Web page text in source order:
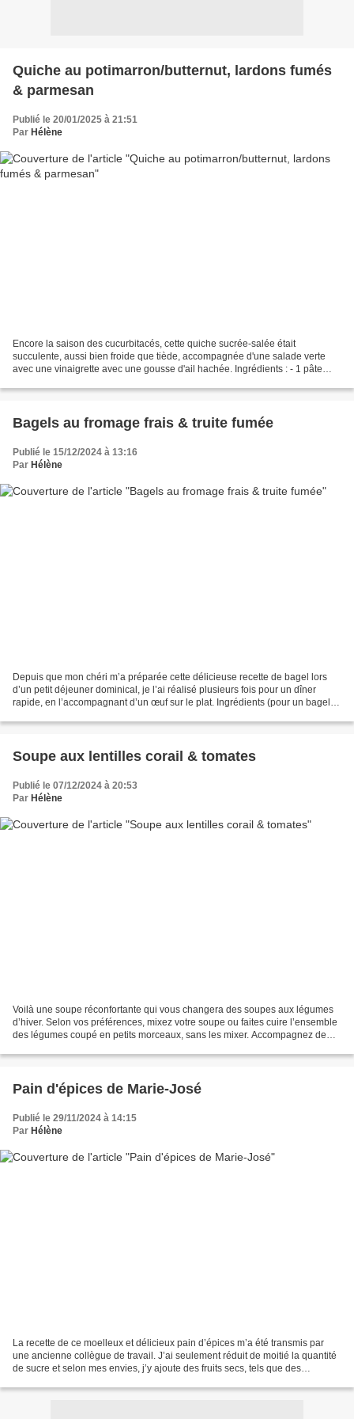
Quiche au potimarron/butternut, lardons fumés
& parmesan
Publié le 20/01/2025 à 21:51
Par Hélène
Encore la saison des cucurbitacés, cette quiche sucrée-salée était
succulente, aussi bien froide que tiède, accompagnée d'une salade verte
avec une vinaigrette avec une gousse d'ail hachée. Ingrédients : - 1 pâte
Bagels au fromage frais & truite fumée
Publié le 15/12/2024 à 13:16
Par Hélène
Depuis que mon chéri m’a préparée cette délicieuse recette de bagel lors
d’un petit déjeuner dominical, je l’ai réalisé plusieurs fois pour un dîner
rapide, en l’accompagnant d’un œuf sur le plat. Ingrédients (pour un bagel) :
Soupe aux lentilles corail & tomates
Publié le 07/12/2024 à 20:53
Par Hélène
Voilà une soupe réconfortante qui vous changera des soupes aux légumes
d’hiver. Selon vos préférences, mixez votre soupe ou faites cuire l’ensemble
des légumes coupé en petits morceaux, sans les mixer. Accompagnez de
Pain d'épices de Marie-José
Publié le 29/11/2024 à 14:15
Par Hélène
La recette de ce moelleux et délicieux pain d’épices m’a été transmis par
une ancienne collègue de travail. J’ai seulement réduit de moitié la quantité
de sucre et selon mes envies, j’y ajoute des fruits secs, tels que des